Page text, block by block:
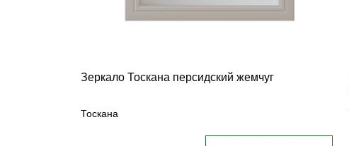
Зеркало Тоскана персидский жемчуг
Тоскана